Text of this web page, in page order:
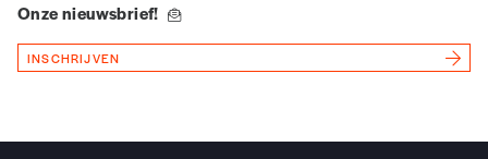
Onze nieuwsbrief!
INSCHRIJVEN